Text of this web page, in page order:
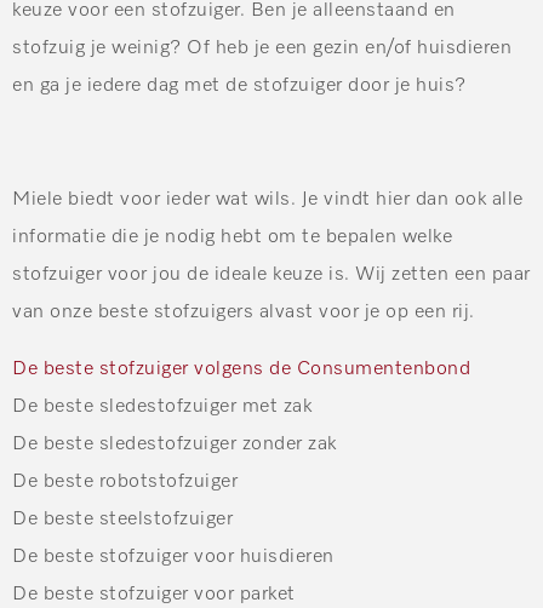
keuze voor een stofzuiger. Ben je alleenstaand en
stofzuig je weinig? Of heb je een gezin en/of huisdieren
en ga je iedere dag met de stofzuiger door je huis?
Miele biedt voor ieder wat wils. Je vindt hier dan ook alle
informatie die je nodig hebt om te bepalen welke
stofzuiger voor jou de ideale keuze is. Wij zetten een paar
van onze beste stofzuigers alvast voor je op een rij.
De beste stofzuiger volgens de Consumentenbond
De beste sledestofzuiger met zak
De beste sledestofzuiger zonder zak
De beste robotstofzuiger
De beste steelstofzuiger
De beste stofzuiger voor huisdieren
De beste stofzuiger voor parket